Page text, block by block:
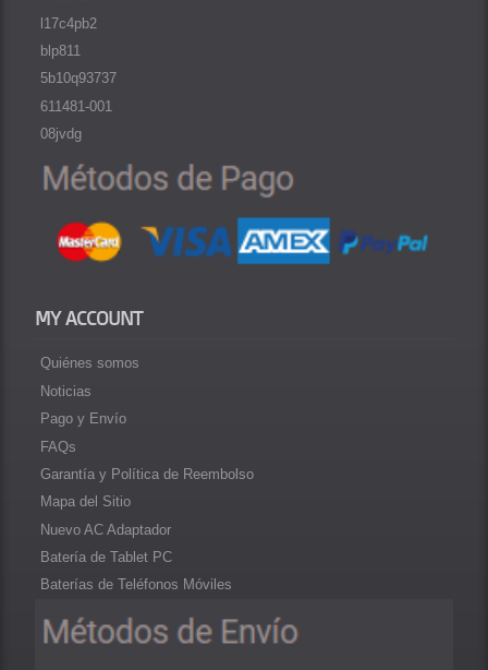
l17c4pb2
blp811
5b10q93737
611481-001
08jvdg
MY ACCOUNT
Quiénes somos
Noticias
Pago y Envío
FAQs
Garantía y Política de Reembolso
Mapa del Sitio
Nuevo AC Adaptador
Batería de Tablet PC
Baterías de Teléfonos Móviles